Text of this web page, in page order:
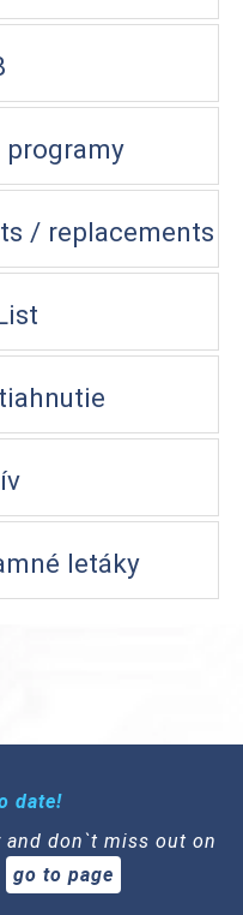
programy
/ replacements
letáky
date!
don`t miss out on
go to page